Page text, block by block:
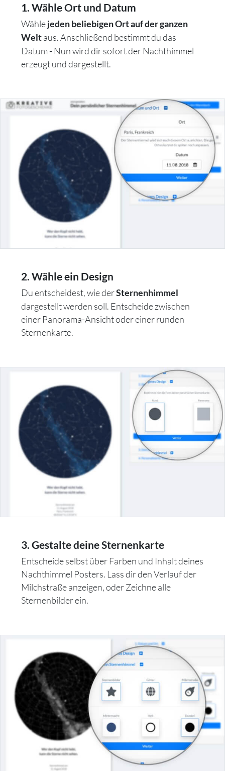
1. Wähle Ort und Datum
Wählejeden beliebigen Ort auf der ganzen
Weltaus. Anschließend bestimmt du das
Datum - Nun wird dir sofort der Nachthimmel
erzeugt und dargestellt.
2. Wähle ein Design
Du entscheidest, wie derSternenhimmel
dargestellt werden soll. Entscheide zwischen
einer Panorama-Ansicht oder einer runden
Sternenkarte.
3. Gestalte deine Sternenkarte
Entscheide selbst über Farben und Inhalt deines
Nachthimmel Posters. Lass dir den Verlauf der
Milchstraße anzeigen, oder Zeichne alle
Sternenbilder ein.